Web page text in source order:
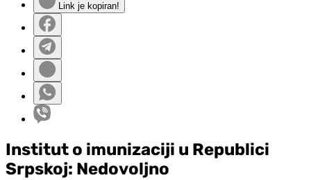
Link je kopiran!
Institut o imunizaciji u Republici
Srpskoj: Nedovoljno